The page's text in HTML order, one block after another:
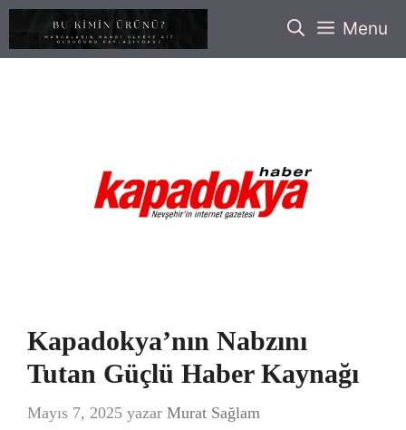
İçeriğe
Menu
Kapadokya’nın Nabzını
Tutan Güçlü Haber Kaynağı
Mayıs 7, 2025 yazar Murat Sağlam